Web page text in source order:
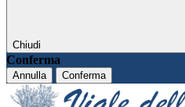
Chiudi
Conferma
Annulla Conferma